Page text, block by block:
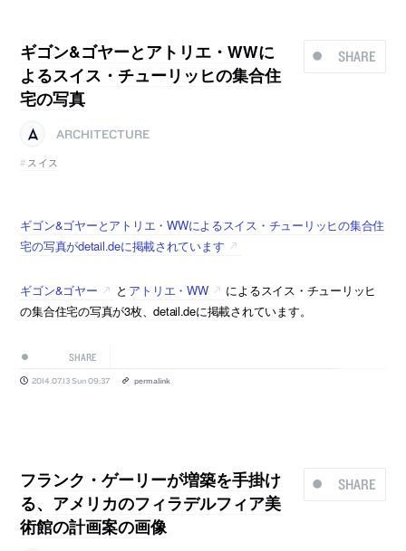
SHARE
ギゴン&ゴヤーとアトリエ・WWに
よるスイス・チューリッヒの集合住
宅の写真
ARCHITECTURE
スイス
ギゴン&ゴヤーとアトリエ・WWによるスイス・チューリッヒの集合住
宅の写真がdetail.deに掲載されています
ギゴン&ゴヤー と アトリエ・WW
によるスイス・チューリッヒ
の集合住宅の写真が3枚、detail.deに掲載されています。
SHARE
2014.07.13 Sun 09:37 permalink
SHARE
フランク・ゲーリーが増築を手掛け
る、アメリカのフィラデルフィア美
術館の計画案の画像